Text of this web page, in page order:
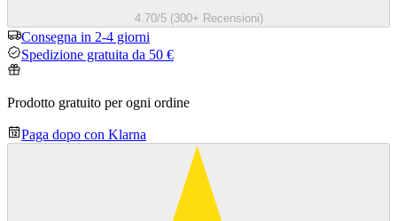
4.70/5 (300+ Recensioni)
Consegna in 2-4 giorni
Spedizione gratuita da 50 €
Prodotto gratuito per ogni ordine
Paga dopo con Klarna